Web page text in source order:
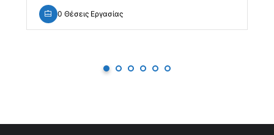
0 Θέσεις Εργασίας